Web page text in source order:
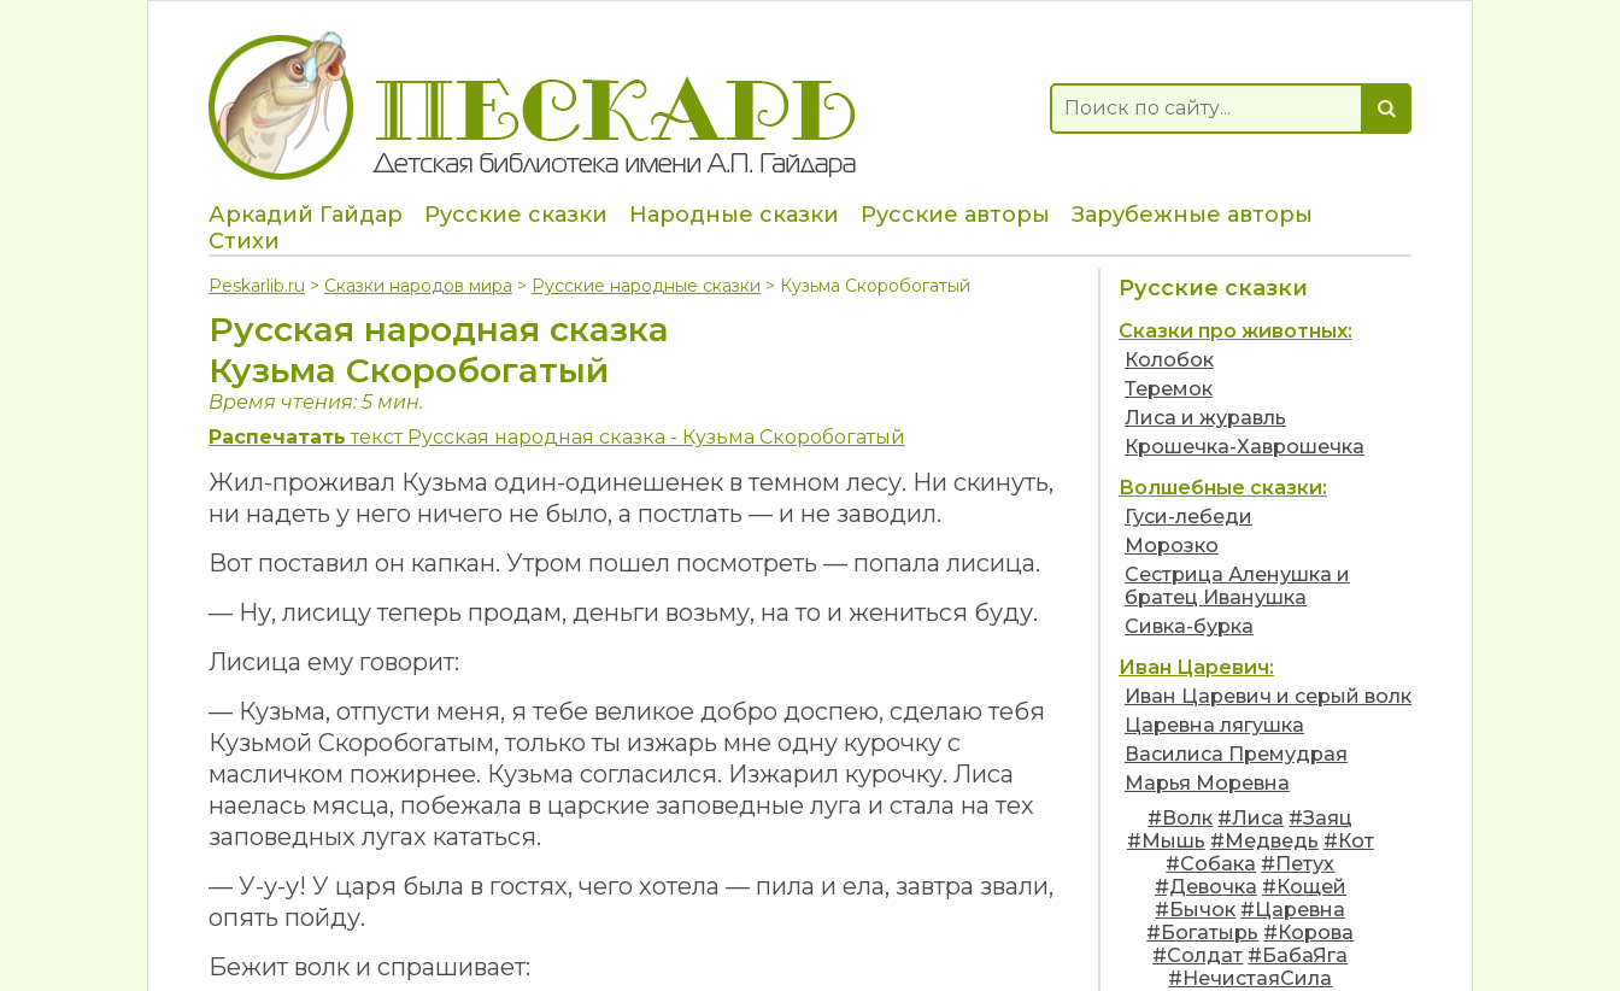
Аркадий Гайдар Русские сказки Народные сказки Русские авторы
Зарубежные авторы
Стихи
Peskarlib.ru > Сказки народов мира > Русские народные сказки > Кузьма Скоробогатый
Русская народная сказка
Кузьма Скоробогатый
Время чтения: 5 мин.
Распечатать текст Русская народная сказка - Кузьма Скоробогатый
Жил-проживал Кузьма один-одинешенек в темном лесу. Ни скинуть,
ни надеть у него ничего не было, а постлать — и не заводил.
Вот поставил он капкан. Утром пошел посмотреть — попала лисица.
— Ну, лисицу теперь продам, деньги возьму, на то и жениться буду.
Лисица ему говорит:
— Кузьма, отпусти меня, я тебе великое добро доспею, сделаю тебя
Кузьмой Скоробогатым, только ты изжарь мне одну курочку с
масличком пожирнее. Кузьма согласился. Изжарил курочку. Лиса
наелась мясца, побежала в царские заповедные луга и стала на тех
заповедных лугах кататься.
— У-у-у! У царя была в гостях, чего хотела — пила и ела, завтра звали,
опять пойду.
Бежит волк и спрашивает:
Русские сказки
Сказки про животных:
Колобок
Теремок
Лиса и журавль
Крошечка-Хаврошечка
Волшебные сказки:
Гуси-лебеди
Морозко
Сестрица Аленушка и
братец Иванушка
Сивка-бурка
Иван Царевич:
Иван Царевич и серый волк
Царевна лягушка
Василиса Премудрая
Марья Моревна
#Волк #Лиса #Заяц
#Мышь #Медведь #Кот
#Собака #Петух
#Девочка #Кощей
#Бычок #Царевна
#Богатырь #Корова
#Солдат #БабаЯга
#НечистаяСила